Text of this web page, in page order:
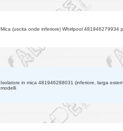
Mica (uscita onde inferiore) Whirlpool 481946279934
Isolatore in mica 481946288031 (inferiore, larga
modelli